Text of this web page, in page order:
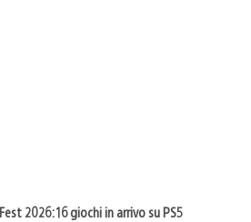
2026: 16 giochi in arrivo su PS5